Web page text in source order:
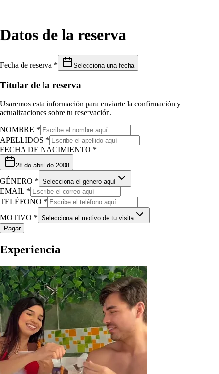
Datos de la reserva
Fecha de reserva * Selecciona una fecha
Titular de la reserva
Usaremos esta información para enviarte la confirmación y
actualizaciones sobre tu reservación.
NOMBRE *
APELLIDOS *
FECHA DE NACIMIENTO *
28 de abril de 2008
GÉNERO * Selecciona el género aquí
EMAIL *
TELÉFONO *
MOTIVO * Selecciona el motivo de tu visita
Pagar
Experiencia